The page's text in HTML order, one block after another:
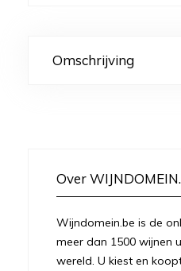
Omschrijving
Over
Wijndomein.be is de
meer dan 1500 wijnen
wereld. U kiest en